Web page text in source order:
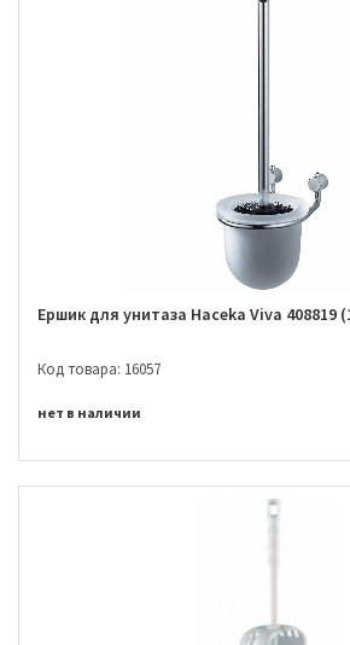
Ершик для унитаза Haceka Viva 408819
Код товара: 16057
нет в наличии